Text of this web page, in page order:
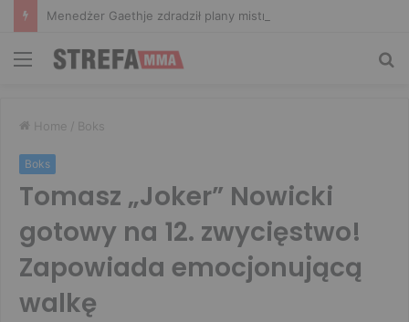
Menu
Home / Boks
Boks
Tomasz „Joker” Nowicki
gotowy na 12. zwycięstwo!
Zapowiada emocjonującą
walkę